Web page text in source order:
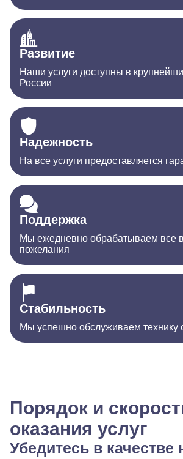
Развитие
Наши услуги доступны в
России
Надежность
На все услуги предоставляется
Поддержка
Мы ежедневно обрабатываем все
пожелания
Стабильность
Мы успешно обслуживаем технику
Порядок и
оказания услуг
Убедитесь в качестве